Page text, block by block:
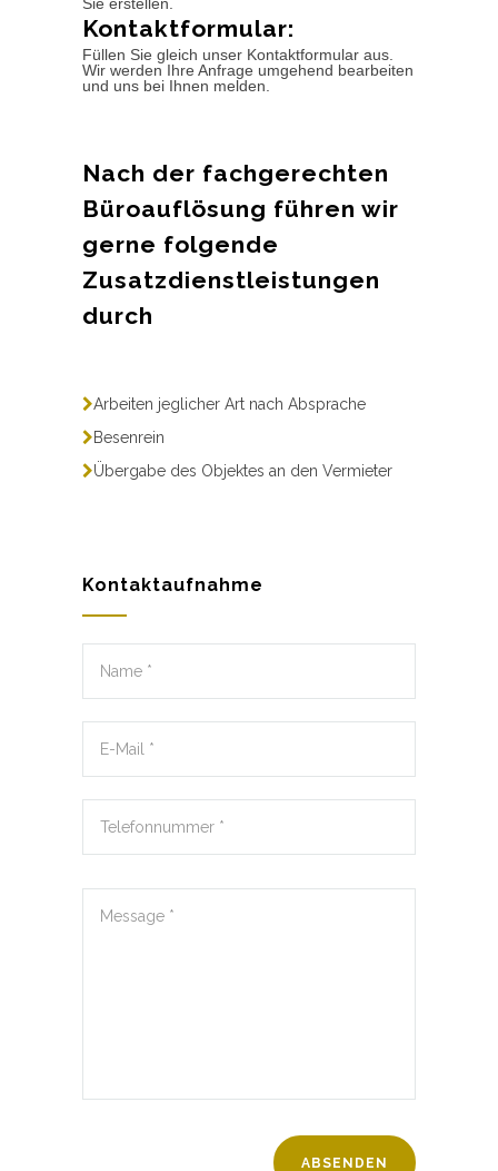
Kontaktformular:
Füllen Sie gleich unser Kontaktformular aus.
Wir werden Ihre Anfrage umgehend bearbeiten
und uns bei Ihnen melden.
Nach der fachgerechten
Büroauflösung führen wir
gerne folgende
Zusatzdienstleistungen
durch
Arbeiten jeglicher Art nach Absprache
Besenrein
Übergabe des Objektes an den Vermieter
Kontaktaufnahme